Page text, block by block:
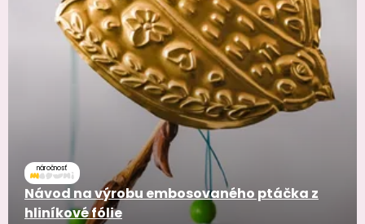
náročnosť
Návod na výrobu embosovaného ptáčka z
hliníkové fólie